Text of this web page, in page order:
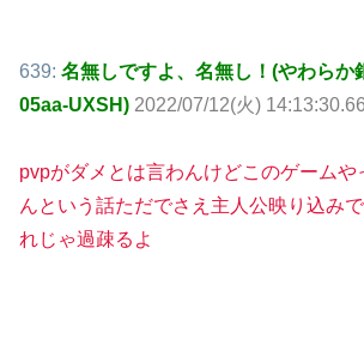
639: 名無しですよ、名無し！(やわらか
05aa-UXSH) 2022/07/12(火)
pvpがダメとは言わんけどこのゲームや
んという話ただでさえ主人公映り込み
れじゃ過疎るよ